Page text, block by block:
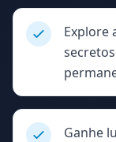
Explore
Ganhe